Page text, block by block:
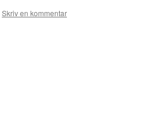
Skriv en kommentar